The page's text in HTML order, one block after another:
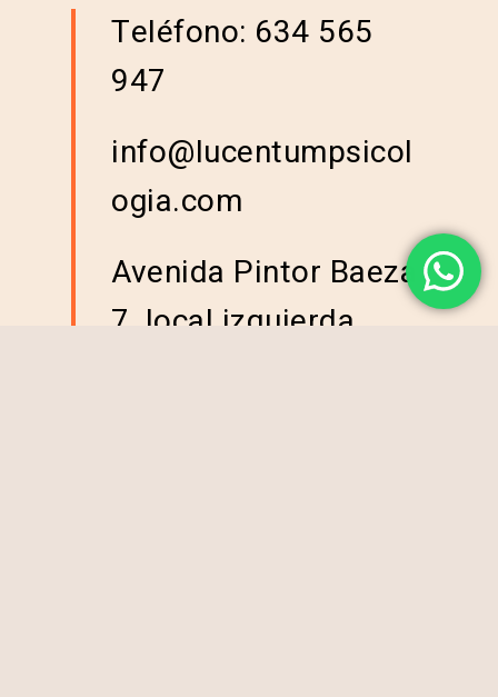
Teléfono: 634 565
947
info@lucentumpsicol
ogia.com
Avenida Pintor Baeza
7, local izquierda